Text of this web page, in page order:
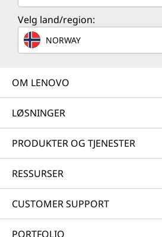
Velg land/region:
NORWAY
OM LENOVO
LØSNINGER
PRODUKTER OG TJENESTER
RESSURSER
CUSTOMER SUPPORT
PORTFOLIO